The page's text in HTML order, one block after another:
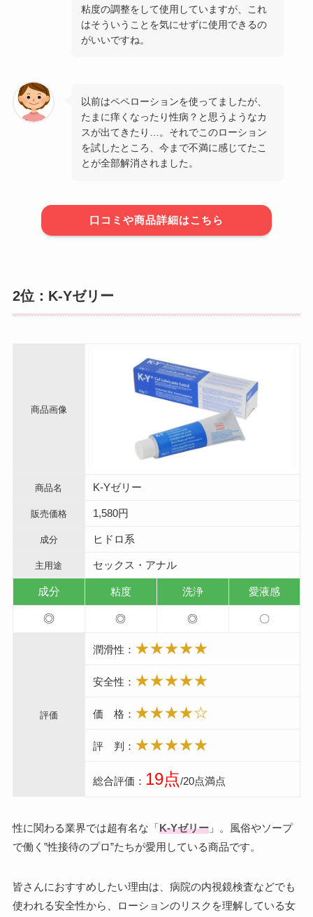
粘度の調整をして使用していますが、これ
はそういうことを気にせずに使用できるの
がいいですね。
以前はペペローションを使ってましたが、
たまに痒くなったり性病？と思うようなカ
スが出てきたり…。それでこのローション
を試したところ、今まで不満に感じてたこ
とが全部解消されました。
口コミや商品詳細はこちら
2位：K-Yゼリー
商品画像
商品名 K-Yゼリー
販売価格 1,580円
成分 ヒドロ系
主用途 セックス・アナル
成分 粘度 洗浄 愛液感
◎ ◎ ◎ 〇
評価
潤滑性： ★★★★★
安全性： ★★★★★
価 格： ★★★★☆
評 判： ★★★★★
総合評価： 19点/20点満点
性に関わる業界では超有名な「K-Yゼリー」。風俗やソープ
で働く”性接待のプロ”たちが愛用している商品です。
皆さんにおすすめしたい理由は、病院の内視鏡検査などでも
使われる安全性から、ローションのリスクを理解している女